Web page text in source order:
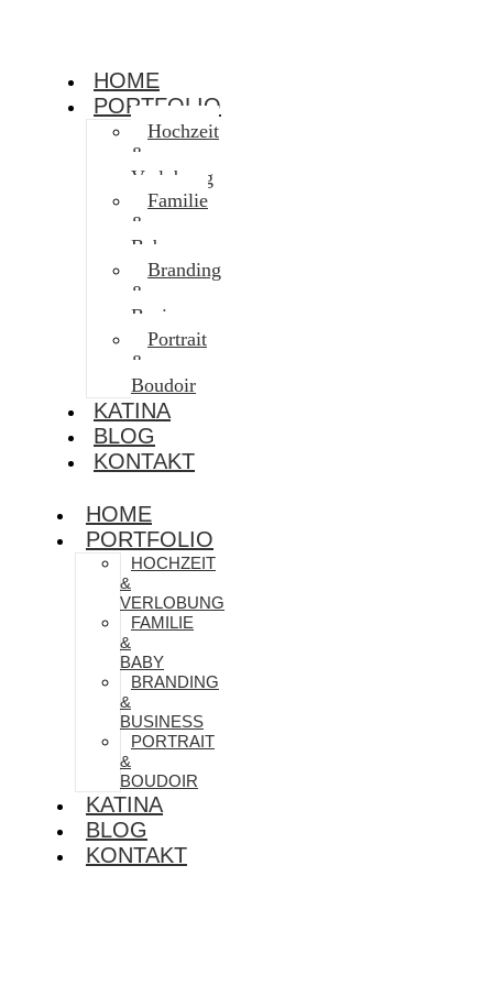
HOME
PORTFOLIO
Hochzeit
&
Verlobung
Familie
&
Baby
Branding
&
Business
Portrait
&
Boudoir
KATINA
BLOG
KONTAKT
HOME
PORTFOLIO
HOCHZEIT
&
VERLOBUNG
FAMILIE
&
BABY
BRANDING
&
BUSINESS
PORTRAIT
&
BOUDOIR
KATINA
BLOG
KONTAKT